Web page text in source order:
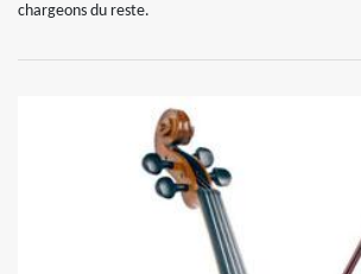
chargeons du reste.